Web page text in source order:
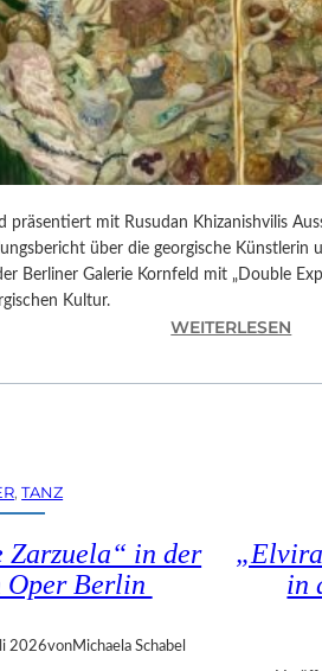
H
E
S
T
E
R
P
I
E
T
R
N
D
präsentiert mit Rusudan Khizanishvilis
über die georgische Künstlerin
Berliner Galerie Kornfeld mit „Double
Kultur.
WEITERLESEN
U
H
I
N
, TANZ
Zarzuela“ in der
Oper Berlin
2026vonMichaela Schabel
in